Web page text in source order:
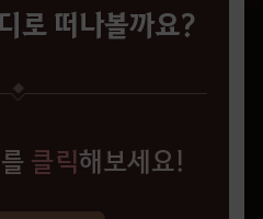
로 떠나볼까요?
클릭해보세요!